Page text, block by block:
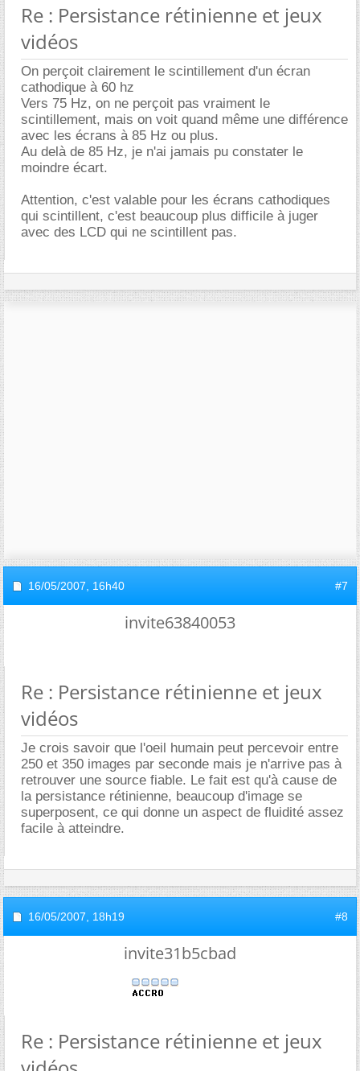
Re : Persistance rétinienne et jeux
vidéos
On perçoit clairement le scintillement d'un écran
cathodique à 60 hz
Vers 75 Hz, on ne perçoit pas vraiment le
scintillement, mais on voit quand même une différence
avec les écrans à 85 Hz ou plus.
Au delà de 85 Hz, je n'ai jamais pu constater le
moindre écart.
Attention, c'est valable pour les écrans cathodiques
qui scintillent, c'est beaucoup plus difficile à juger
avec des LCD qui ne scintillent pas.
16/05/2007, 16h40 #7
invite63840053
Re : Persistance rétinienne et jeux
vidéos
Je crois savoir que l'oeil humain peut percevoir entre
250 et 350 images par seconde mais je n'arrive pas à
retrouver une source fiable. Le fait est qu'à cause de
la persistance rétinienne, beaucoup d'image se
superposent, ce qui donne un aspect de fluidité assez
facile à atteindre.
16/05/2007, 18h19 #8
invite31b5cbad
Re : Persistance rétinienne et jeux